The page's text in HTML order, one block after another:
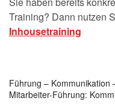
Training? Dann nutzen
Inhousetraining
Führung – Kommunikation
Mitarbeiter-Führung: